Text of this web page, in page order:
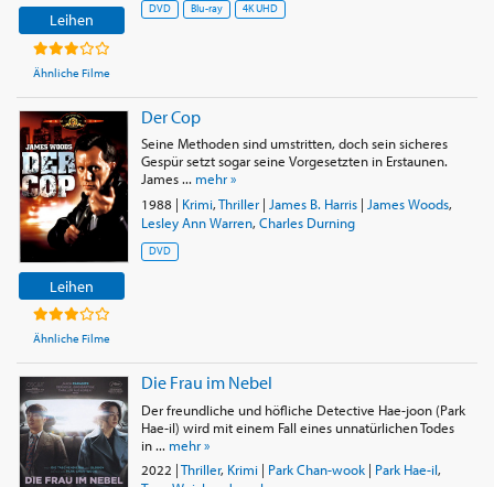
Leihen
Ähnliche Filme
DVD Blu-ray 4K UHD
Leihen
Ähnliche Filme
Der Cop
Seine Methoden sind umstritten, doch sein sicheres
Gespür setzt sogar seine Vorgesetzten in Erstaunen.
James ... mehr »
1988| Krimi,Thriller| James B. Harris| James Woods,
Lesley Ann Warren, Charles Durning
DVD
Die Frau im Nebel
Der freundliche und höfliche Detective Hae-joon (Park
Hae-il) wird mit einem Fall eines unnatürlichen Todes
in ... mehr »
2022 |Thriller, Krimi| Park Chan-wook| Park Hae-il,